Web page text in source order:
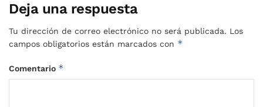
Deja una respuesta
Tu dirección de correo electrónico no será publicada. Los
campos obligatorios están marcados con *
Comentario *